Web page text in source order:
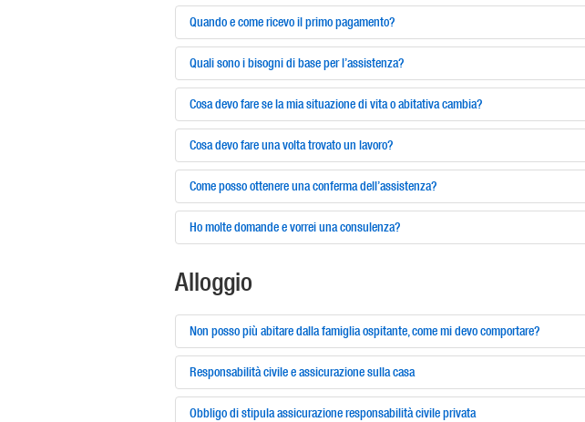
Quando e come ricevo il primo pagamento?
Quali sono i bisogni di base per l’assistenza?
Cosa devo fare se la mia situazione di vita o abitativa cambia?
Cosa devo fare una volta trovato un lavoro?
Come posso ottenere una conferma dell’assistenza?
Ho molte domande e vorrei una consulenza?
Alloggio
Non posso più abitare dalla famiglia ospitante, come mi devo comportare?
Responsabilità civile e assicurazione sulla casa
Obbligo di stipula assicurazione responsabilità civile privata